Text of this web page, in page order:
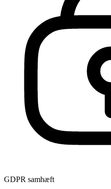
GDPR samhæft